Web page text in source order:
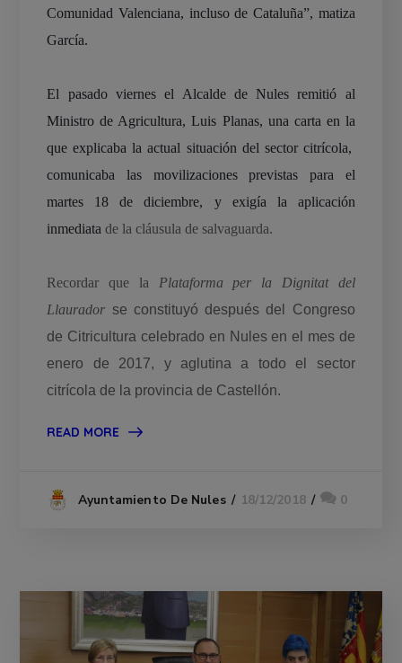
Comunidad Valenciana, incluso de Cataluña”, matiza
García.
El pasado viernes el Alcalde de Nules remitió al
Ministro de Agricultura, Luis Planas, una carta en la
que explicaba la actual situación del sector citrícola,
comunicaba las movilizaciones previstas para el
martes 18 de diciembre, y exigía la aplicación
inmediatade la cláusula de salvaguarda.
Recordar que la Plataforma per la Dignitat del
Llaurador se constituyó después del Congreso
de Citricultura celebrado en Nules en el mes de
enero de 2017, y aglutina a todo el sector
citrícola de la provincia de Castellón.
READ MORE
Ayuntamiento De Nules 18/12/2018 0